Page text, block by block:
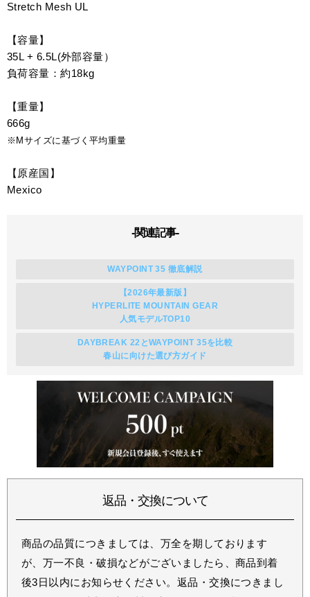
Stretch Mesh UL
【容量】
35L + 6.5L(外部容量）
負荷容量：約18kg
【重量】
666g
※Mサイズに基づく平均重量
【原産国】
Mexico
-関連記事-
WAYPOINT 35 徹底解説
【2026年最新版】
HYPERLITE MOUNTAIN GEAR
人気モデルTOP10
DAYBREAK 22とWAYPOINT 35を比較
春山に向けた選び方ガイド
返品・交換について
商品の品質につきましては、万全を期しております
が、万一不良・破損などがございましたら、商品到着
後3日以内にお知らせください。返品・交換につきまし